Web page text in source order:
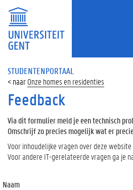
STUDENTENPORTAAL
Onze homes en residenties
Feedback
Via dit formulier meld je een technisch
Omschrijf zo precies mogelijk wat er
Voor inhoudelijke vragen over deze
Voor andere IT-gerelateerde vragen ga je
Naam